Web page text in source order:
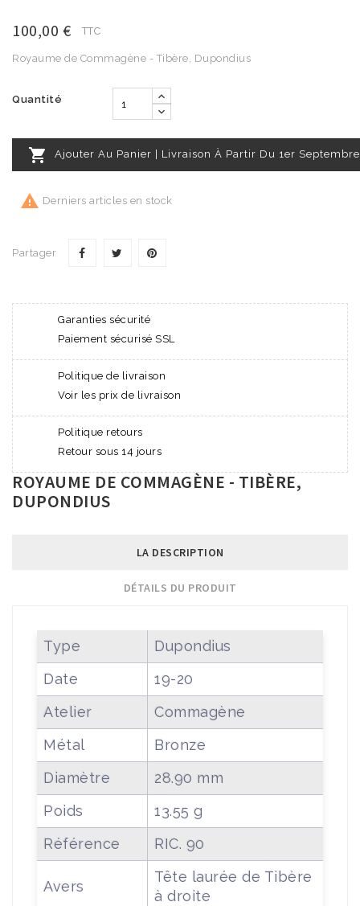
100,00 € TTC
Royaume de Commagène - Tibère, Dupondius
Quantité
 Ajouter Au Panier | Livraison À Partir Du 1er Septembre
 Derniers articles en stock
Partager
Garanties sécurité
Paiement sécurisé SSL
Politique de livraison
Voir les prix de livraison
Politique retours
Retour sous 14 jours
ROYAUME DE COMMAGÈNE - TIBÈRE,
DUPONDIUS
LA DESCRIPTION
DÉTAILS DU PRODUIT
Type
Dupondius
Date
19-20
Atelier
Commagène
Métal
Bronze
Diamètre
28.90 mm
Poids
13.55 g
Référence
RIC. 90
Avers
Tête laurée de Tibère
à droite